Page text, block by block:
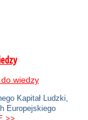
Kapitał Ludzki,
Europejskiego